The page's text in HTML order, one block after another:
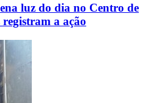
luz do dia no Centro de
a ação